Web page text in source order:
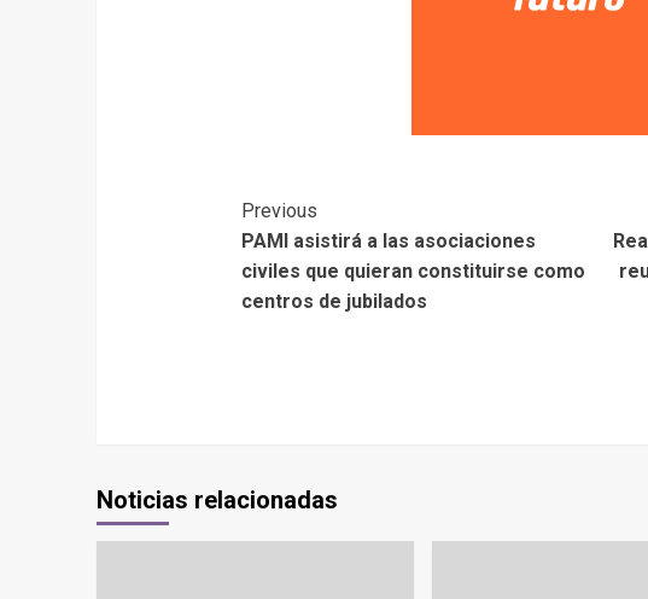
Previous
PAMI asistirá a las asociaciones
civiles que quieran constituirse como
centros de jubilados
Noticias relacionadas